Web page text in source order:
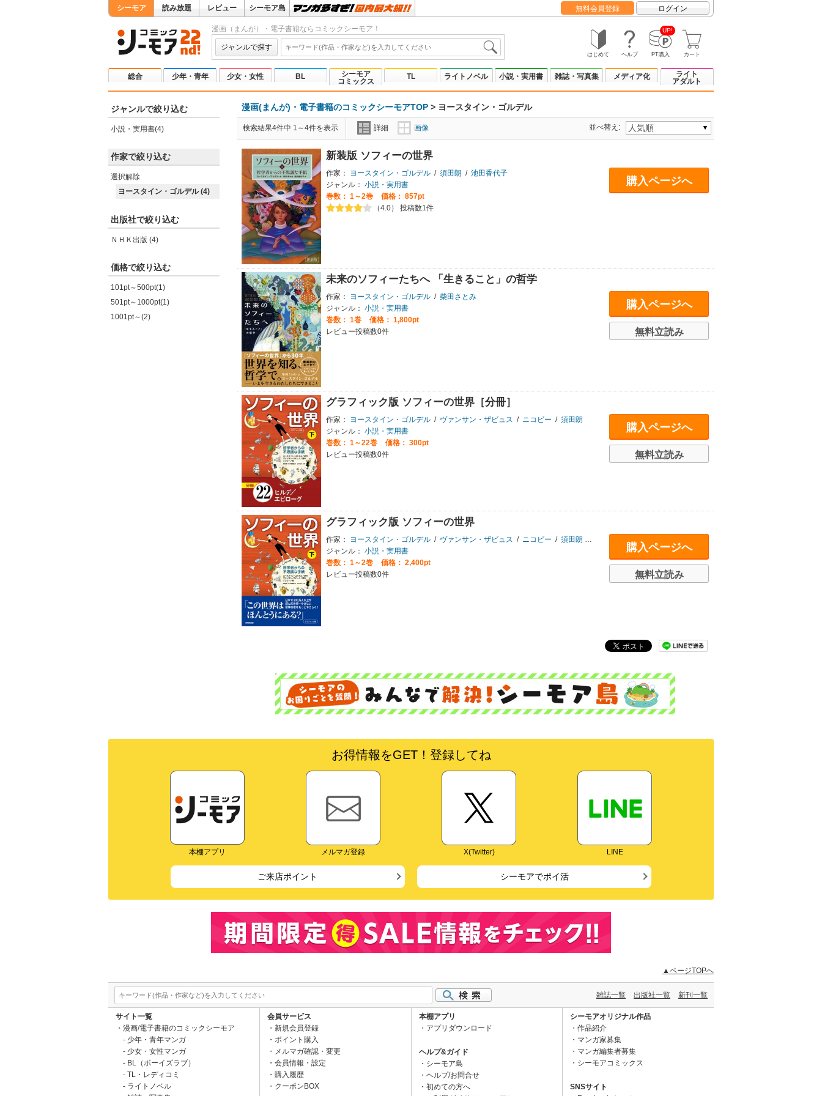
シーモア 読み放題 レビュー シーモア島 無料会員登録 ログイン
漫画（まんが）・電子書籍ならコミックシーモア！
ジャンルで探す
はじめて ヘルプ
UP!
PT購入 カート
総合 少年・青年 少女・女性 BL
シーモア
コミックス
TL ライトノベル 小説・実用書 雑誌・写真集 メディア化
ライト
アダルト
ジャンルで絞り込む
小説・実用書(4)
作家で絞り込む
選択解除
ヨースタイン・ゴルデル (4)
出版社で絞り込む
ＮＨＫ出版 (4)
価格で絞り込む
101pt～500pt(1)
501pt～1000pt(1)
1001pt～(2)
漫画(まんが)・電子書籍のコミックシーモアTOP > ヨースタイン・ゴルデル
検索結果4件中 1～4件を表示 詳細 画像 並べ替え:
新装版 ソフィーの世界
作家： ヨースタイン・ゴルデル / 須田朗 / 池田香代子
ジャンル： 小説・実用書
巻数： 1～2巻
価格： 857pt
（4.0） 投稿数1件
購入ページへ
未来のソフィーたちへ 「生きること」の哲学
作家： ヨースタイン・ゴルデル / 柴田さとみ
ジャンル： 小説・実用書
巻数： 1巻
価格： 1,800pt
レビュー投稿数0件
購入ページへ
無料立読み
グラフィック版 ソフィーの世界［分冊］
作家： ヨースタイン・ゴルデル / ヴァンサン・ザビュス / ニコビー / 須田朗
ジャンル： 小説・実用書
巻数： 1～22巻
価格： 300pt
レビュー投稿数0件
購入ページへ
無料立読み
グラフィック版 ソフィーの世界
作家： ヨースタイン・ゴルデル / ヴァンサン・ザビュス / ニコビー / 須田朗
ジャンル： 小説・実用書
巻数： 1～2巻
価格： 2,400pt
レビュー投稿数0件
購入ページへ
無料立読み
お得情報をGET！登録してね
本棚アプリ メルマガ登録 X(Twitter) LINE
ご来店ポイント シーモアでポイ活
▲ページTOPへ
雑誌一覧 出版社一覧 新刊一覧
サイト一覧
漫画/電子書籍のコミックシーモア
少年・青年マンガ
少女・女性マンガ
BL（ボーイズラブ）
TL・レディコミ
ライトノベル
会員サービス
新規会員登録
ポイント購入
メルマガ確認・変更
会員情報・設定
購入履歴
クーポンBOX
本棚アプリ
アプリダウンロード
ヘルプ&ガイド
シーモア島
ヘルプ/お問合せ
初めての方へ
シーモアオリジナル作品
作品紹介
マンガ家募集
マンガ編集者募集
シーモアコミックス
SNSサイト